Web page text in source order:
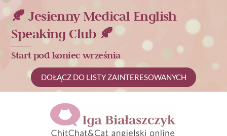
Skip
content
🍂 Jesienny Medical English
Speaking Club 🍂
Start pod koniec września
DOŁĄCZ DO LISTY ZAINTERESOWANYCH